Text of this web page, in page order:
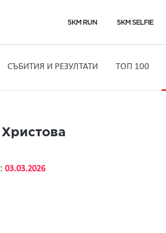
5KM RUN 5KM SELFIE
СЪБИТИЯ И РЕЗУЛТАТИ ТОП 100
Христова
03.03.2026